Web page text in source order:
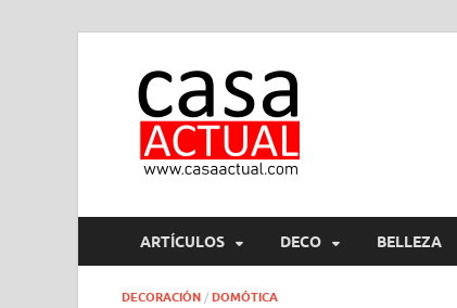
ARTÍCULOS DECO BELLEZA
DECORACIÓN / DOMÓTICA